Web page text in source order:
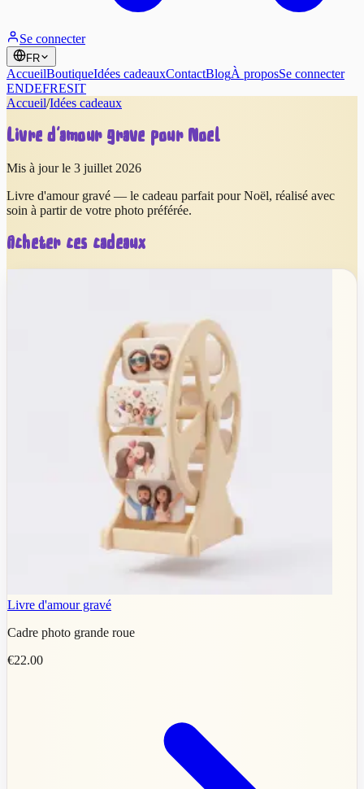
Se connecter
FR
AccueilBoutiqueIdées cadeauxContactBlogÀ proposSe connecter
ENDEFRESIT
Accueil/Idées cadeaux
Livre d'amour gravé pour Noël
Mis à jour le 3 juillet 2026
Livre d'amour gravé — le cadeau parfait pour Noël, réalisé avec
soin à partir de votre photo préférée.
Acheter ces cadeaux
Livre d'amour gravé
Cadre photo grande roue
€22.00